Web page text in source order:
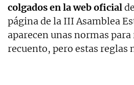
colgados en la web oficial
página de la III Asamblea
aparecen unas normas
recuento, pero estas reglas